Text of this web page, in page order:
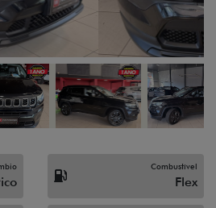
Combustível
Flex